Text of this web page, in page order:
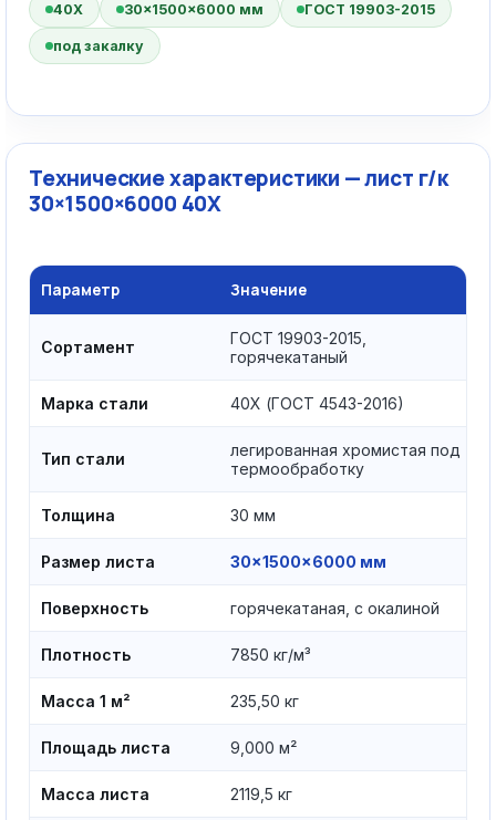
40Х 30×1500×6000 мм ГОСТ 19903-2015
под закалку
Технические характеристики — лист г/к
30×1500×6000 40Х
Параметр Значение
Сортамент
ГОСТ 19903-2015,
горячекатаный
Марка стали 40Х (ГОСТ 4543-2016)
Тип стали
легированная хромистая под
термообработку
Толщина 30 мм
Размер листа 30×1500×6000 мм
Поверхность горячекатаная, с окалиной
Плотность 7850 кг/м³
Масса 1 м² 235,50 кг
Площадь листа 9,000 м²
Масса листа 2119,5 кг